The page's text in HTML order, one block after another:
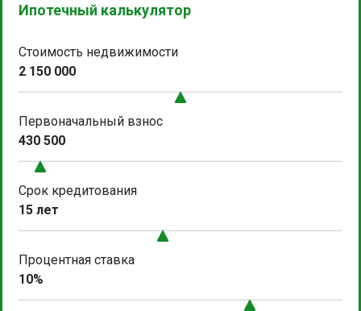
Ипотечный калькулятор
Стоимость недвижимости
2 150 000
Первоначальный взнос
430 500
Срок кредитования
15 лет
Процентная ставка
10%